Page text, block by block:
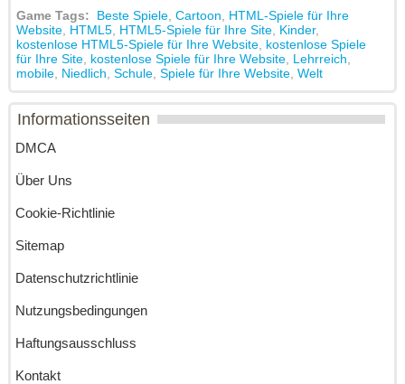
Game Tags: Beste Spiele, Cartoon
HTML-Spiele für Ihre
Website, HTML5, HTML5-Spiele für Ihre Site, Kinder,
kostenlose HTML5-Spiele für Ihre Website, kostenlose Spiele
für Ihre Site, kostenlose Spiele für Ihre Website, Lehrreich
mobile, Niedlich Schule, Spiele für Ihre Website, Welt
Informationsseiten
DMCA
Über Uns
Cookie-Richtlinie
Sitemap
Datenschutzrichtlinie
Nutzungsbedingungen
Haftungsausschluss
Kontakt